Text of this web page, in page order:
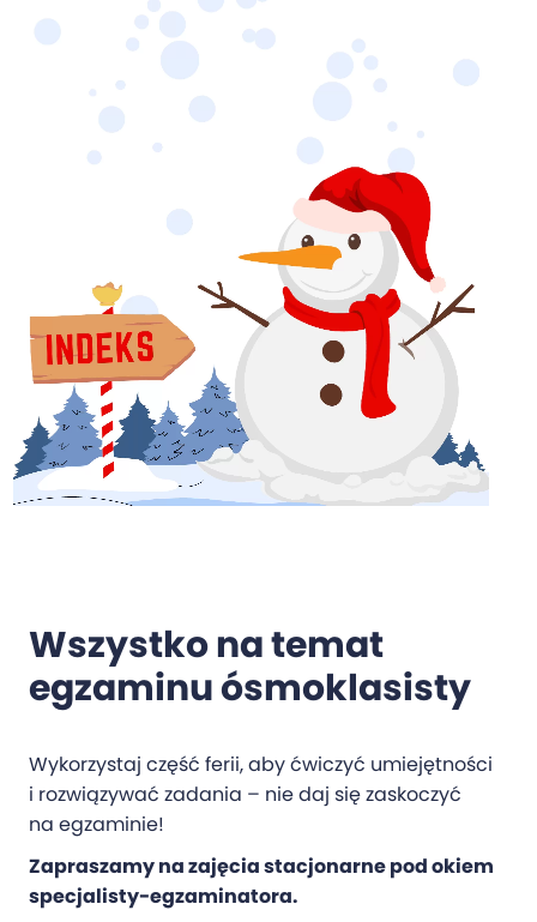
Wszystko na temat
egzaminu ósmoklasisty
Wykorzystaj część ferii, aby ćwiczyć umiejętności
i rozwiązywać zadania – niedaj się zaskoczyć
na egzaminie!
Zapraszamy na zajęcia stacjonarne pod okiem
specjalisty-egzaminatora.